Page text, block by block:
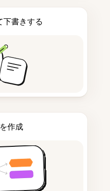
下書きする
作成